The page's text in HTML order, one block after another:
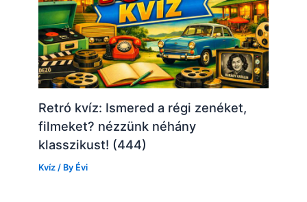
Retró kvíz: Ismered a régi zenéket,
filmeket? nézzünk néhány
klasszikust! (444)
Kvíz / By Évi